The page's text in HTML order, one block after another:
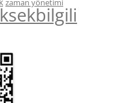
zaman yönetimi